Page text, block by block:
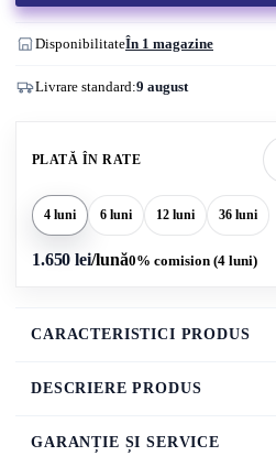
DisponibilitateÎn 1 magazine
Livrare standard:9 august
PLATĂ ÎN RATE
4 luni 6 luni 12 luni 36 luni
1.650 lei/lună0% comision (4 luni)
CARACTERISTICI PRODUS
DESCRIERE PRODUS
GARANȚIE ȘI SERVICE